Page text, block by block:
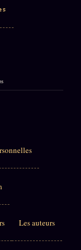
Les auteurs